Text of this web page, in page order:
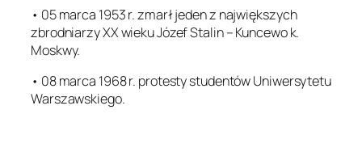
• 05 marca 1953 r. zmarł jeden z największych
zbrodniarzy XX wieku Józef Stalin – Kuncewo k.
Moskwy.
• 08 marca 1968 r. protesty studentów Uniwersytetu
Warszawskiego.